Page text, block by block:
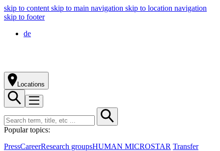
skip to content skip to main navigation skip to location navigation
skip to footer
de
Locations
Popular topics:
PressCareerResearch groupsHUMAN MICROSTAR Transfer